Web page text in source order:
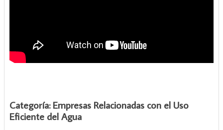
Categoría: Empresas Relacionadas con el Uso
Eficiente del Agua